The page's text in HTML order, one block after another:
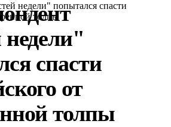
недели"
спасти
от
толпы